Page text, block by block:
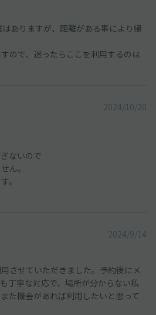
ありますが、距離がある事により帰
ので、迷ったらここを利用するのは
2024/10/20
ないので
ん。
。
2024/9/14
させていただきました。予約後にメ
丁寧な対応で、場所が分からない私
た機会があれば利用したいと思って